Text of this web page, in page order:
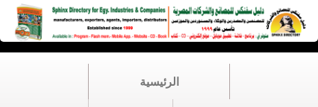
الرئيسية